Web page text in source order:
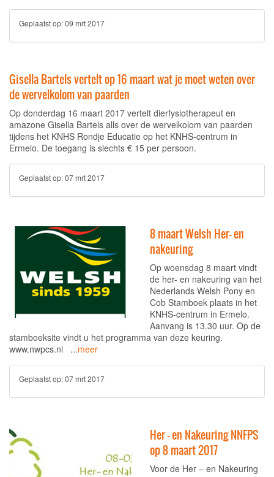
Geplaatst op:09 mrt 2017
Gisella Bartels vertelt op 16 maart wat je moet weten over
de wervelkolom van paarden
Op donderdag 16 maart 2017 vertelt dierfysiotherapeut en
amazone Gisella Bartels alls over de wervelkolom van paarden
tijdens het KNHS Rondje Educatie op het KNHS-centrum in
Ermelo. De toegang is slechts € 15 per persoon.
Geplaatst op:07 mrt 2017
8 maart Welsh Her- en
nakeuring
Op woensdag 8 maart vindt
de her- en nakeuring van het
Nederlands Welsh Pony en
Cob Stamboek plaats in het
KNHS-centrum in Ermelo.
Aanvang is 13.30 uur. Op de
stamboeksite vindt u het programma van deze keuring.
www.nwpcs.nl ...meer
Geplaatst op:07 mrt 2017
Her – en Nakeuring NNFPS
op 8 maart 2017
Voor de Her – en Nakeuring